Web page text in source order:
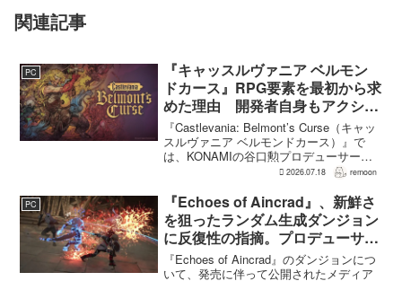
関連記事
PC
『キャッスルヴァニア ベルモン
ドカース』RPG要素を最初から求
めた理由 開発者自身もアクショ
ンのつらさを実感
『Castlevania: Belmont’s Curse（キャッ
スルヴァニア ベルモンドカース）』で
は、KONAMIの谷口勲プロデューサー
が、レベルアップを含むRPG的システム
何度も挑戦すれば先へ進める...
2026.07.18 remoon
PC
『Echoes of Aincrad』、新鮮さ
を狙ったランダム生成ダンジョン
に反復性の指摘。プロデューサー
は発売前に採用理由を説明
『Echoes of Aincrad』のダンジョンにつ
いて、発売に伴って公開されたメディア